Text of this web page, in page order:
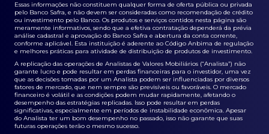
Essas informações não constituem qualquer forma de oferta pública ou privada
pelo Banco Safra, e não devem ser consideradas como recomendação de crédito
ou investimento pelo Banco. Os produtos e serviços contidos nesta página são
meramente informativos, sendo que a efetiva contratação dependerá da prévia
análise cadastral e aprovação do Banco Safra e abertura da conta corrente,
conforme aplicável. Esta instituição é aderente ao Código Anbima de regulação
e melhores práticas para atividade de distribuição de produtos de investimento.
A replicação das operações de Analistas de Valores Mobiliários (“Analista”) não
garante lucro e pode resultar em perdas financeiras para o investidor, uma vez
que as decisões tomadas por um Analista podem ser influenciadas por diversos
fatores de mercado, que nem sempre são previsíveis ou favoráveis. O mercado
financeiro é volátil e as condições podem mudar rapidamente, afetando o
desempenho das estratégias replicadas. Isso pode resultar em perdas
significativas, especialmente em períodos de instabilidade econômica. Apesar
do Analista ter um bom desempenho no passado, isso não garante que suas
futuras operações terão o mesmo sucesso.